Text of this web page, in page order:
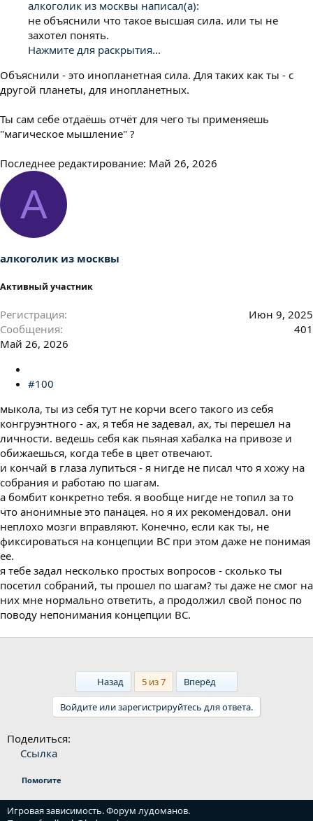
алкоголик из москвы написал(а):
не объяснили что такое высшая сила. или ты не
захотел понять.
Нажмите для раскрытия...
Объяснили - это инопланетная сила. Для таких как ты - с
другой планеты, для инопланетных.
Ты сам себе отдаёшь отчёт для чего ты применяешь
"магическое мышление" ?
Последнее редактирование: Май 26, 2026
А
алкоголик из москвы
Активный участник
Регистрация
Июн 9, 2025
Сообщения
401
Май 26, 2026
#100
мыкола, ты из себя тут не корчи всего такого из себя
конгруэнтного - ах, я тебя не задевал, ах, ты перешел на
личности. ведешь себя как пьяная хабалка на привозе и
обижаешься, когда тебе в цвет отвечают.
и кончай в глаза лупиться - я нигде не писал что я хожу на
собрания и работаю по шагам.
а бомбит конкретно тебя. я вообще нигде не топил за то
что анонимные это панацея. но я их рекомендовал. они
неплохо мозги вправляют. Конечно, если как ты, не
фиксироваться на концепции ВС при этом даже не понимая
ее.
я тебе задал несколько простых вопросов - сколько ты
посетил собраний, ты прошел по шагам? ты даже не смог на
них мне нормально ответить, а продолжил свой понос по
поводу непонимания концепции ВС.
Назад 5 из 7 Вперёд
Войдите или зарегистрируйтесь для ответа.
Поделиться:
Ссылка
Помогите
Игровая зависимость. Форум лудоманов.